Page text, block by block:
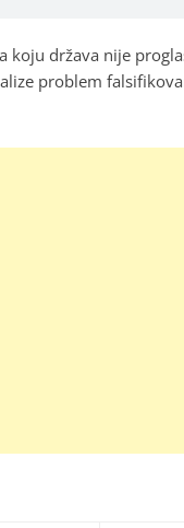
koju država nije
problem